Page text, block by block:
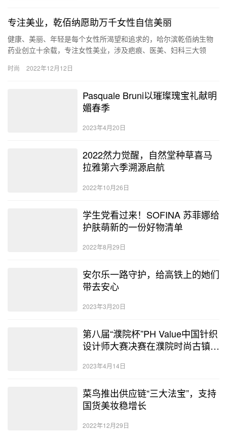
专注美业，乾佰纳愿助万千女性自信美丽
健康、美丽、年轻是每个女性所渴望和追求的，哈尔滨乾佰纳生物
药业创立十余载，专注女性美业，涉及疤痕、医美、妇科三大领
美丽事业…
时尚 2022年12月12日
Pasquale Bruni以璀璨瑰宝礼献明
媚春季
2023年4月20日
2022然力觉醒，自然堂种草喜马
拉雅第六季溯源启航
2022年10月26日
学生党看过来！SOFINA 苏菲娜给
护肤萌新的一份好物清单
2022年8月29日
安尔乐一路守护，给高铁上的她们
带去安心
2023年3月20日
第八届“濮院杯”PH Value中国针织
设计师大赛决赛在濮院时尚古镇举
2023年4月14日
菜鸟推出供应链“三大法宝”，支持
国货美妆稳增长
2022年12月29日